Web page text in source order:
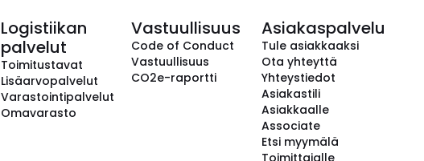
Logistiikan
palvelut
Toimitustavat
Lisäarvopalvelut
Varastointipalvelut
Omavarasto
Vastuullisuus
Code of Conduct
Vastuullisuus
CO2e-raportti
Asiakaspalvelu
Tule asiakkaaksi
Ota yhteyttä
Yhteystiedot
Asiakastili
Asiakkaalle
Associate
Etsi myymälä
Toimittajalle